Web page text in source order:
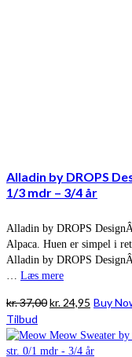
Alladin by DROPS
1/3 mdr – 3/4 år
Alladin by DROPS
Alpaca. Huen er simpel i
Alladin by DROPS
… Læs mere
kr.37,00Den
pris
var:
kr. 24,95 Den
pris
er:
Buy
Tilbud